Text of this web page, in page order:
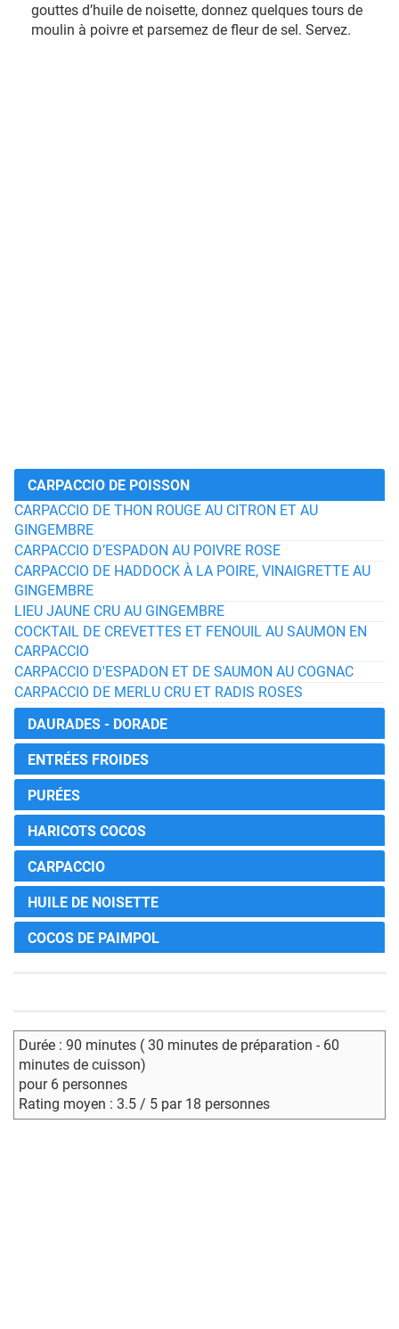
gouttes d’huile de noisette, donnez quelques tours de
moulin à poivre et parsemez de fleur de sel. Servez.
CARPACCIO DE POISSON
CARPACCIO DE THON ROUGE AU CITRON ET AU
GINGEMBRE
CARPACCIO D’ESPADON AU POIVRE ROSE
CARPACCIO DE HADDOCK À LA POIRE, VINAIGRETTE AU
GINGEMBRE
LIEU JAUNE CRU AU GINGEMBRE
COCKTAIL DE CREVETTES ET FENOUIL AU SAUMON EN
CARPACCIO
CARPACCIO D'ESPADON ET DE SAUMON AU COGNAC
CARPACCIO DE MERLU CRU ET RADIS ROSES
DAURADES - DORADE
ENTRÉES FROIDES
PURÉES
HARICOTS COCOS
CARPACCIO
HUILE DE NOISETTE
COCOS DE PAIMPOL
Durée : 90 minutes ( 30 minutes de préparation - 60
minutes de cuisson)
pour 6 personnes
Rating moyen : 3.5 / 5 par 18 personnes